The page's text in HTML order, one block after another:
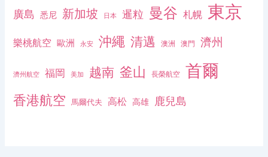
廣島 悉尼 新加坡 日本 暹粒 曼谷 札幌 東京
樂桃航空 歐洲 永安 沖繩 清邁 澳洲 澳門 濟州
濟州航空 福岡 美加 越南 釜山 長榮航空 首爾
香港航空 馬爾代夫 高松 高雄 鹿兒島